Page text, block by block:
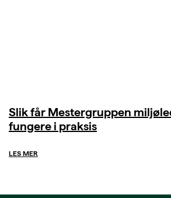
Slik får Mestergruppen
fungere i praksis
LES MER